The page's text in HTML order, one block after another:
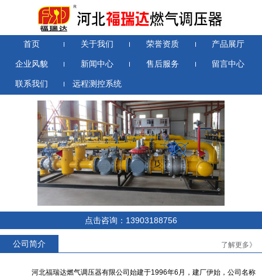
首页 关于我们 荣誉资质 产品展厅
企业风貌 新闻中心 售后服务 留言中心
联系我们 远程测控系统
点击咨询：13903188756
公司简介 了解更多》
河北福瑞达燃气调压器有限公司始建于1996年6月，建厂伊始，公司名称
RTZ-*/0.4D系列燃气调压器